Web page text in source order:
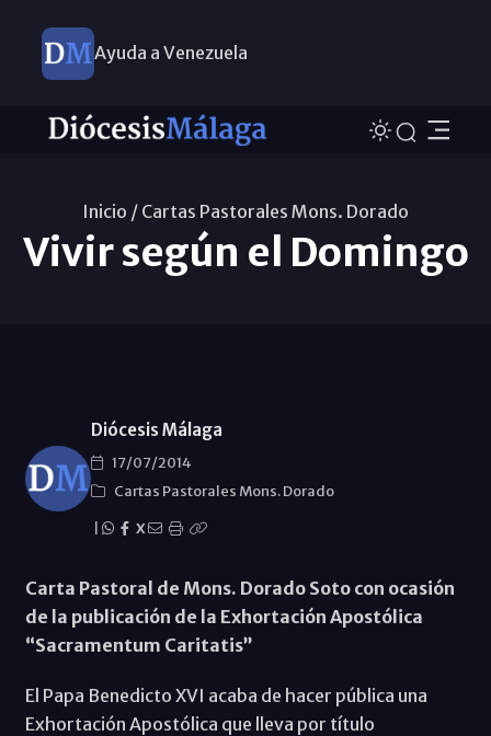
Ayuda a Venezuela
Inicio / Cartas Pastorales Mons. Dorado
Vivir según el Domingo
Diócesis Málaga
17/07/2014
Cartas Pastorales Mons. Dorado
X
Carta Pastoral de Mons. Dorado Soto con ocasión
de la publicación de la Exhortación Apostólica
“Sacramentum Caritatis”
El Papa Benedicto XVI acaba de hacer pública una
Exhortación Apostólica que lleva por título